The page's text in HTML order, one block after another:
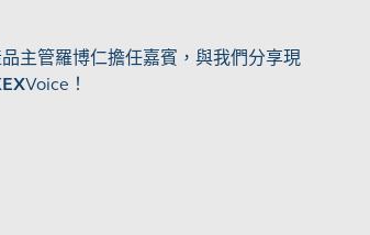
主管羅博仁擔任嘉賓，與我們分享現
Voice！